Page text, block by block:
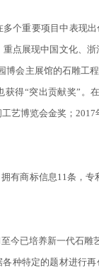
个重要项目中表现
点展现中国文化、
博会主展馆的石雕工
得“突出贡献奖”。
艺博览会金奖；
有商标信息11条，
今已培养新一代石
种特定的题材进行